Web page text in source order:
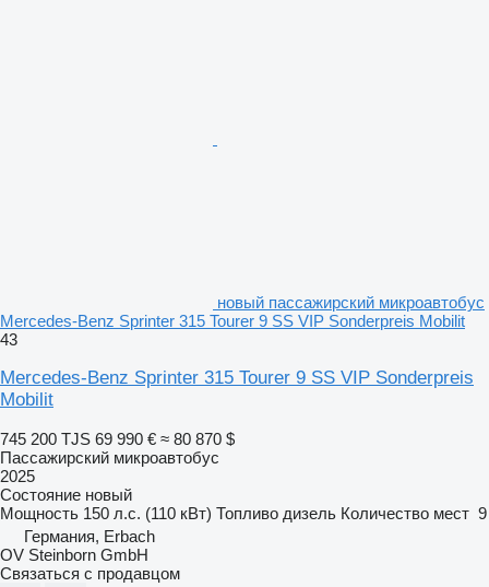
новый пассажирский микроавтобус
Mercedes-Benz Sprinter 315 Tourer 9 SS VIP Sonderpreis Mobilit
43
Mercedes-Benz Sprinter 315 Tourer 9 SS VIP Sonderpreis
Mobilit
745 200 TJS 69 990 € ≈ 80 870 $
Пассажирский микроавтобус
2025
Состояние новый
Мощность 150 л.с. (110 кВт) Топливо дизель Количество мест 9
Германия, Erbach
OV Steinborn GmbH
Связаться с продавцом